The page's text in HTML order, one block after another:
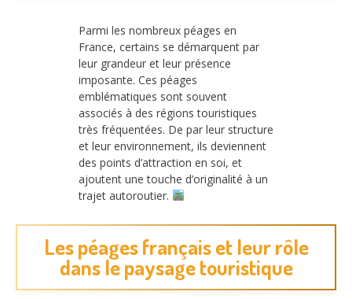
Parmi les nombreux péages en
France, certains se démarquent par
leur grandeur et leur présence
imposante. Ces péages
emblématiques sont souvent
associés à des régions touristiques
très fréquentées. De par leur structure
et leur environnement, ils deviennent
des points d’attraction en soi, et
ajoutent une touche d’originalité à un
trajet autoroutier.
Les péages français et leur rôle
dans le paysage touristique